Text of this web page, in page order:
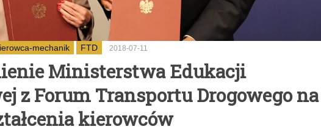
mechanik FTD 2018-07-11
Ministerstwa Edukacji
z Forum Transportu Drogowego na
kierowców